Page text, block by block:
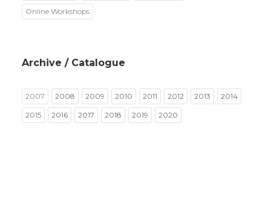
Online Workshops
Archive / Catalogue
2007 2008 2009 2010 2011 2012 2013 2014
2015 2016 2017 2018 2019 2020